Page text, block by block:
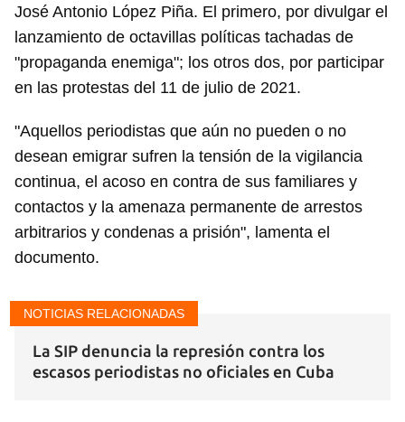
Guardar como favorito
Para poder guardar como favorito, primero has de
INICIAR SESIÓN CANCELAR
José Antonio López Piña. El primero, por divulgar el
lanzamiento de octavillas políticas tachadas de
"propaganda enemiga"; los otros dos, por participar
en las protestas del 11 de julio de 2021.
"Aquellos periodistas que aún no pueden o no
desean emigrar sufren la tensión de la vigilancia
continua, el acoso en contra de sus familiares y
contactos y la amenaza permanente de arrestos
arbitrarios y condenas a prisión", lamenta el
documento.
NOTICIAS RELACIONADAS
La SIP denuncia la represión contra los
escasos periodistas no oficiales en Cuba